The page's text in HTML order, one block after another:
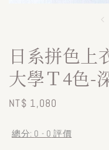
日系拼色上
大學Ｔ4色-
Regular
NT$ 1,080
總分: 0 - 0 評價